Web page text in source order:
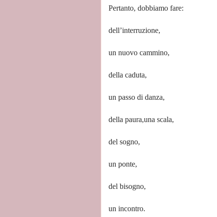
Pertanto, dobbiamo fare:
dell’interruzione,
un nuovo cammino,
della caduta,
un passo di danza,
della paura,una scala,
del sogno,
un ponte,
del bisogno,
un incontro.